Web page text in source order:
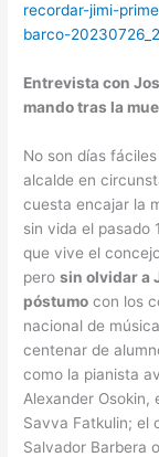
recordar-jimi-
barco-
Entrevista con
mando tras la
No son días
alcalde en
cuesta encajar la
sin vida el pasado
que vive el
perosin olvidar a
póstumo con los
nacional de
centenar de
como la pianista
Alexander Osokin,
Savva Fatkulin; el
Salvador Barbera